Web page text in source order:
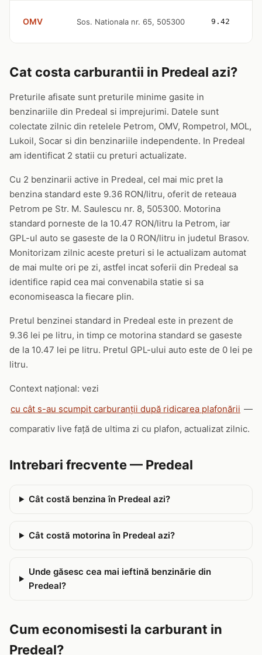
OMV Sos. Nationala nr. 65, 505300 9.42
Cat costa carburantii in Predeal azi?
Preturile afisate sunt preturile minime gasite in
benzinariile din Predeal si imprejurimi. Datele sunt
colectate zilnic din retelele Petrom, OMV, Rompetrol, MOL,
Lukoil, Socar si din benzinariile independente. In Predeal
am identificat 2 statii cu preturi actualizate.
Cu 2 benzinarii active in Predeal, cel mai mic pret la
benzina standard este 9.36 RON/litru, oferit de reteaua
Petrom pe Str. M. Saulescu nr. 8, 505300. Motorina
standard porneste de la 10.47 RON/litru la Petrom, iar
GPL-ul auto se gaseste de la 0 RON/litru in judetul Brasov.
Monitorizam zilnic aceste preturi si le actualizam automat
de mai multe ori pe zi, astfel incat soferii din Predeal sa
identifice rapid cea mai convenabila statie si sa
economiseasca la fiecare plin.
Pretul benzinei standard in Predeal este in prezent de
9.36 lei pe litru, in timp ce motorina standard se gaseste
de la 10.47 lei pe litru. Pretul GPL-ului auto este de 0 lei pe
litru.
Context național: vezi
cu cât s-au scumpit carburanții după ridicarea plafonării —
comparativ live față de ultima zi cu plafon, actualizat zilnic.
Intrebari frecvente — Predeal
Cât costă benzina în Predeal azi?
Cât costă motorina în Predeal azi?
Unde găsesc cea mai ieftină benzinărie din
Predeal?
Cum economisesti la carburant in
Predeal?